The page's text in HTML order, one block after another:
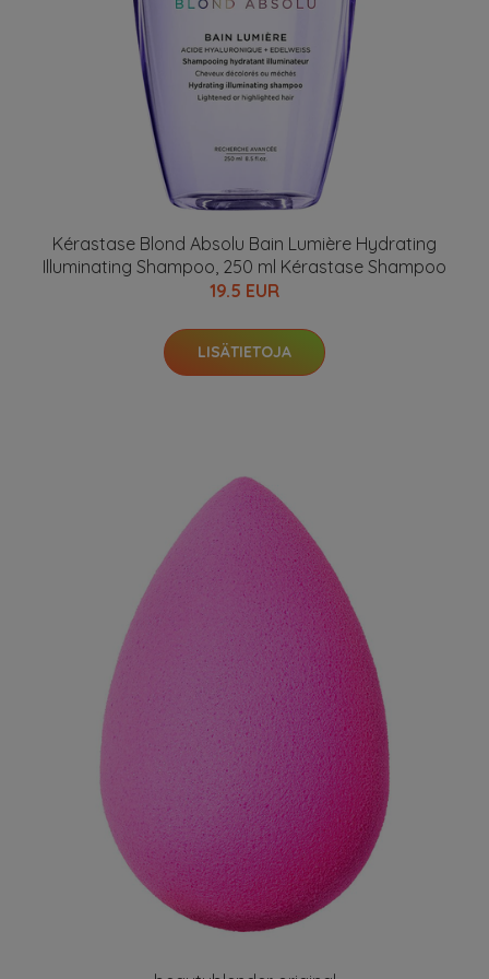
Kérastase Blond Absolu Bain Lumière Hydrating
Illuminating Shampoo, 250 ml Kérastase Shampoo
19.5 EUR
LISÄTIETOJA